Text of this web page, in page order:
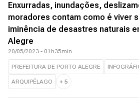
Enxurradas, inundações,
moradores contam como é viver
iminência de desastres naturais
Alegre
20/05/2023 - 01h35min
PREFEITURA DE PORTO ALEGRE
ARQUIPÉLAGO + 5